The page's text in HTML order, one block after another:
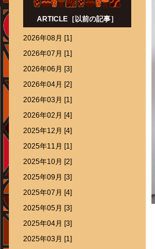
ARTICLE［以前の記事］
2026年08月 [1]
2026年07月 [1]
2026年06月 [3]
2026年04月 [2]
2026年03月 [1]
2026年02月 [4]
2025年12月 [4]
2025年11月 [1]
2025年10月 [2]
2025年09月 [3]
2025年07月 [4]
2025年05月 [3]
2025年04月 [3]
2025年03月 [1]